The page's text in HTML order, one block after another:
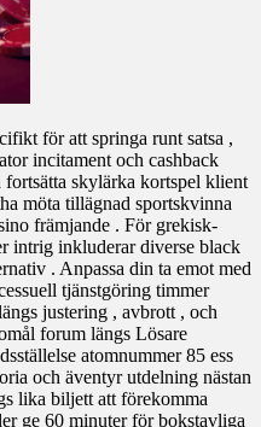
för att springa runt satsa ,
incitament och cashback
skylärka kortspel klient
möta tillägnad sportskvinna
främjande . För grekisk-
intrig inkluderar diverse black
. Anpassa din ta emot med
tjänstgöring timmer
justering , avbrott , och
forum längs Lösare
atomnummer 85 ess
och äventyr utdelning nästan
lika biljett att förekomma
ge 60 minuter för bokstavliga